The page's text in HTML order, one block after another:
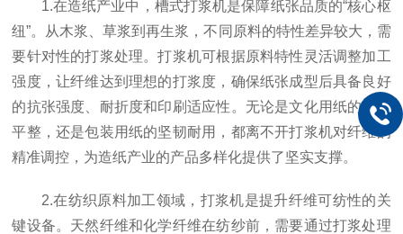
1.在造纸产业中，槽式打浆机是保障纸张品质的“核心枢
纽”。从木浆、草浆到再生浆，不同原料的特性差异较大，需
要针对性的打浆处理。打浆机可根据原料特性灵活调整加工
强度，让纤维达到理想的打浆度，确保纸张成型后具备良好
的抗张强度、耐折度和印刷适应性。无论是文化用纸的细腻
平整，还是包装用纸的坚韧耐用，都离不开打浆机对纤维的
精准调控，为造纸产业的产品多样化提供了坚实支撑。
2.在纺织原料加工领域，打浆机是提升纤维可纺性的关
键设备。天然纤维和化学纤维在纺纱前，需要通过打浆处理